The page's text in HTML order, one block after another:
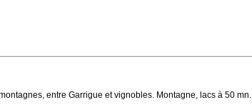
entre Garrigue et vignobles. Montagne, lacs à 50 mn.